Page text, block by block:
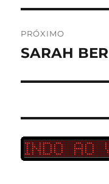
PRÓXIMO
Próximo
SARAH